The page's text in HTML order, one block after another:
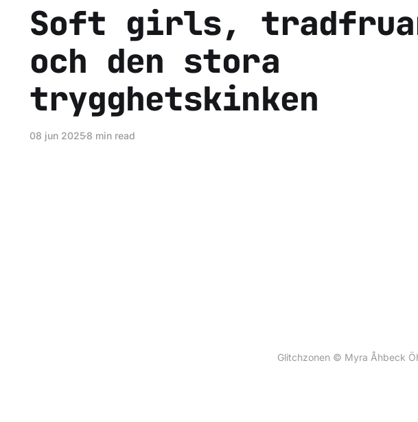
Soft girls,
och den stora
trygghetskinken
08 jun 20258 min read
Glitchzonen © Myra Åhbeck